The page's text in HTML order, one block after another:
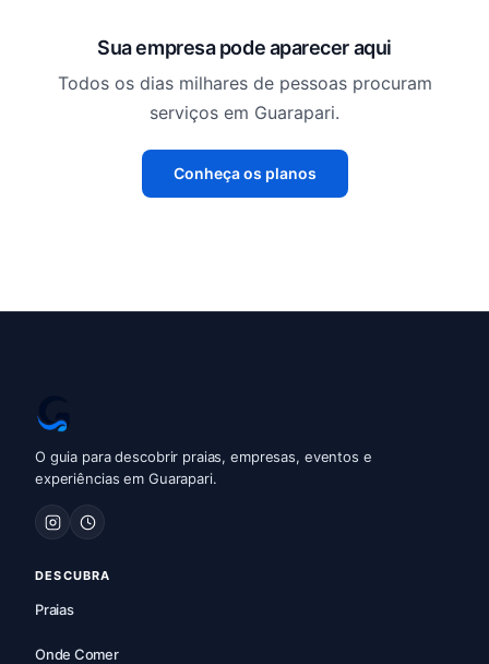
Sua empresa pode aparecer aqui
Todos os dias milhares de pessoas procuram
serviços em Guarapari.
Conheça os planos
O guia para descobrir praias, empresas, eventos e
experiências em Guarapari.
DESCUBRA
Praias
Onde Comer